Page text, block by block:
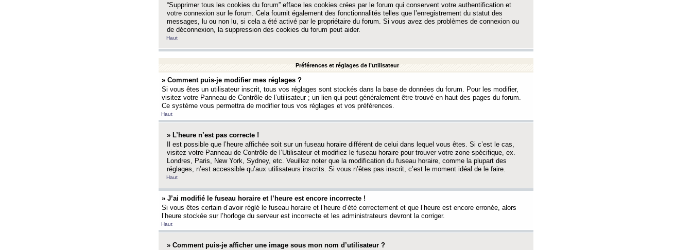
“Supprimer tous les cookies du forum” efface les cookies crées par le forum qui conservent votre authentification et
votre connexion sur le forum. Cela fournit également des fonctionnalités telles que l’enregistrement du statut des
messages, lu ou non lu, si cela a été activé par le propriétaire du forum. Si vous avez des problèmes de connexion ou
de déconnexion, la suppression des cookies du forum peut aider.
Haut
Préférences et réglages de l’utilisateur
» Comment puis-je modifier mes réglages ?
Si vous êtes un utilisateur inscrit, tous vos réglages sont stockés dans la base de données du forum. Pour les modifier,
visitez votre Panneau de Contrôle de l’utilisateur ; un lien qui peut généralement être trouvé en haut des pages du forum.
Ce système vous permettra de modifier tous vos réglages et vos préférences.
Haut
» L’heure n’est pas correcte !
Il est possible que l’heure affichée soit sur un fuseau horaire différent de celui dans lequel vous êtes. Si c’est le cas,
visitez votre Panneau de Contrôle de l’Utilisateur et modifiez le fuseau horaire pour trouver votre zone spécifique, ex.
Londres, Paris, New York, Sydney, etc. Veuillez noter que la modification du fuseau horaire, comme la plupart des
réglages, n’est accessible qu’aux utilisateurs inscrits. Si vous n’êtes pas inscrit, c’est le moment idéal de le faire.
Haut
» J’ai modifié le fuseau horaire et l’heure est encore incorrecte !
Si vous êtes certain d’avoir réglé le fuseau horaire et l’heure d’été correctement et que l’heure est encore erronée, alors
l’heure stockée sur l’horloge du serveur est incorrecte et les administrateurs devront la corriger.
Haut
» Comment puis-je afficher une image sous mon nom d’utilisateur ?